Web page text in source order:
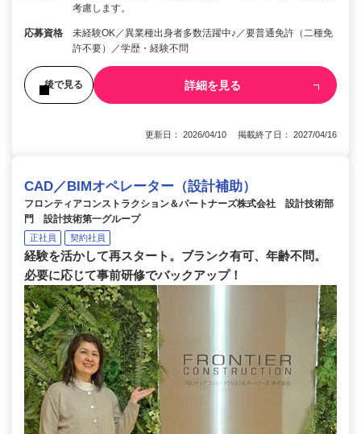
考慮します。
応募資格
未経験OK／異業種出身者多数活躍中♪／要普通免許（二種免
許不要）／学歴・経験不問
後で見る 詳細を見る
更新日： 2026/04/10 掲載終了日： 2027/04/16
CAD／BIMオペレーター（設計補助）
フロンティアコンストラクション＆パートナーズ株式会社 設計技術部
門 設計技術第一グループ
正社員 契約社員
経験を活かして再スタート。ブランク有可、年齢不問。
必要に応じて事前研修でバックアップ！